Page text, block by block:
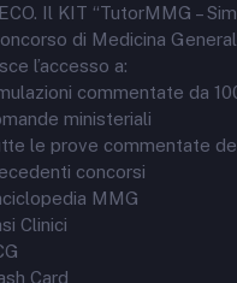
Il KIT “TutorMMG –
di Medicina
l’accesso a:
commentate da
ministeriali
le prove commentate
concorsi
MMG
Clinici
Card